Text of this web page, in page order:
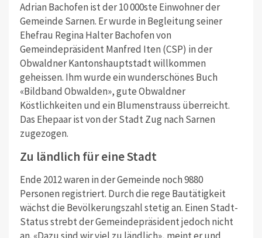
Adrian Bachofen ist der 10 000ste Einwohner der
Gemeinde Sarnen. Er wurde in Begleitung seiner
Ehefrau Regina Halter Bachofen von
Gemeindepräsident Manfred Iten (CSP) in der
Obwaldner Kantonshauptstadt willkommen
geheissen. Ihm wurde ein wunderschönes Buch
«Bildband Obwalden», gute Obwaldner
Köstlichkeiten und ein Blumenstrauss überreicht.
Das Ehepaar ist von der Stadt Zug nach Sarnen
zugezogen.
Zu ländlich für eine Stadt
Ende 2012 waren in der Gemeinde noch 9880
Personen registriert. Durch die rege Bautätigkeit
wächst die Bevölkerungszahl stetig an. Einen Stadt-
Status strebt der Gemeindepräsident jedoch nicht